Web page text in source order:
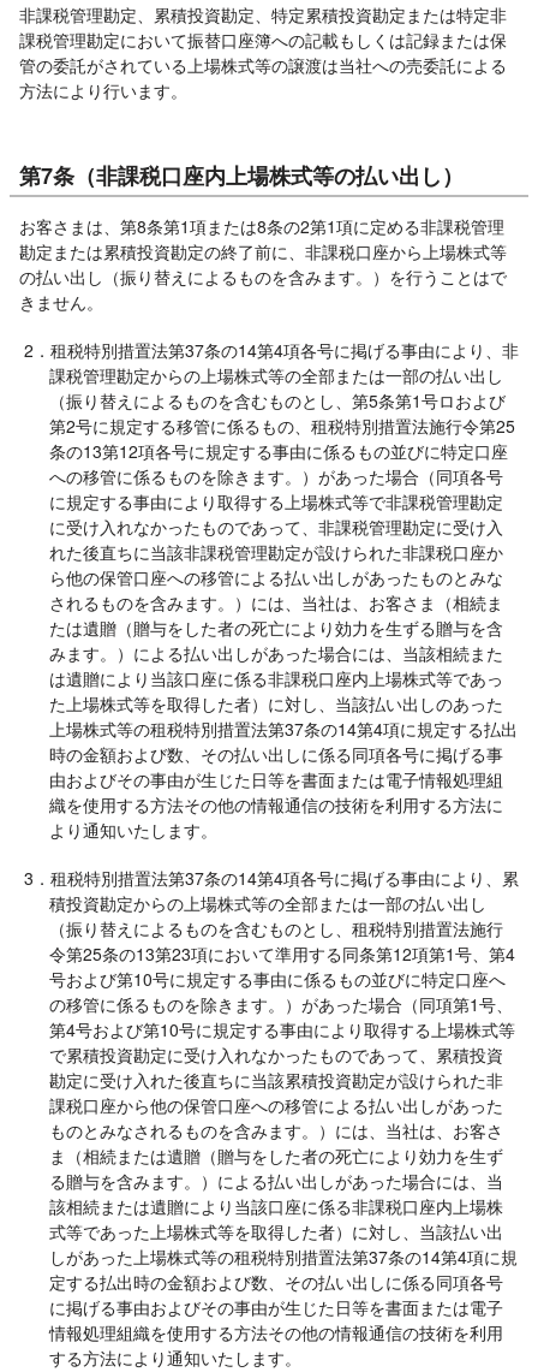
非課税管理勘定、累積投資勘定、特定累積投資勘定または特定非
課税管理勘定において振替口座簿への記載もしくは記録または保
管の委託がされている上場株式等の譲渡は当社への売委託による
方法により行います。
第7条（非課税口座内上場株式等の払い出し）
お客さまは、第8条第1項または8条の2第1項に定める非課税管理
勘定または累積投資勘定の終了前に、非課税口座から上場株式等
の払い出し（振り替えによるものを含みます。）を行うことはで
きません。
2．租税特別措置法第37条の14第4項各号に掲げる事由により、非
課税管理勘定からの上場株式等の全部または一部の払い出し
（振り替えによるものを含むものとし、第5条第1号ロおよび
第2号に規定する移管に係るもの、租税特別措置法施行令第25
条の13第12項各号に規定する事由に係るもの並びに特定口座
への移管に係るものを除きます。）があった場合（同項各号
に規定する事由により取得する上場株式等で非課税管理勘定
に受け入れなかったものであって、非課税管理勘定に受け入
れた後直ちに当該非課税管理勘定が設けられた非課税口座か
ら他の保管口座への移管による払い出しがあったものとみな
されるものを含みます。）には、当社は、お客さま（相続ま
たは遺贈（贈与をした者の死亡により効力を生ずる贈与を含
みます。）による払い出しがあった場合には、当該相続また
は遺贈により当該口座に係る非課税口座内上場株式等であっ
た上場株式等を取得した者）に対し、当該払い出しのあった
上場株式等の租税特別措置法第37条の14第4項に規定する払出
時の金額および数、その払い出しに係る同項各号に掲げる事
由およびその事由が生じた日等を書面または電子情報処理組
織を使用する方法その他の情報通信の技術を利用する方法に
より通知いたします。
3．租税特別措置法第37条の14第4項各号に掲げる事由により、累
積投資勘定からの上場株式等の全部または一部の払い出し
（振り替えによるものを含むものとし、租税特別措置法施行
令第25条の13第23項において準用する同条第12項第1号、第4
号および第10号に規定する事由に係るもの並びに特定口座へ
の移管に係るものを除きます。）があった場合（同項第1号、
第4号および第10号に規定する事由により取得する上場株式等
で累積投資勘定に受け入れなかったものであって、累積投資
勘定に受け入れた後直ちに当該累積投資勘定が設けられた非
課税口座から他の保管口座への移管による払い出しがあった
ものとみなされるものを含みます。）には、当社は、お客さ
ま（相続または遺贈（贈与をした者の死亡により効力を生ず
る贈与を含みます。）による払い出しがあった場合には、当
該相続または遺贈により当該口座に係る非課税口座内上場株
式等であった上場株式等を取得した者）に対し、当該払い出
しがあった上場株式等の租税特別措置法第37条の14第4項に規
定する払出時の金額および数、その払い出しに係る同項各号
に掲げる事由およびその事由が生じた日等を書面または電子
情報処理組織を使用する方法その他の情報通信の技術を利用
する方法により通知いたします。